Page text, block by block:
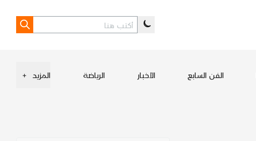
الفن السابع الأخبار الرياضة المزيد +